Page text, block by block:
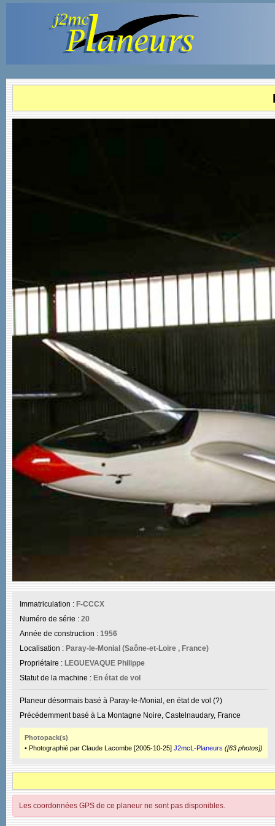
Immatriculation : F-CCCX
Numéro de série : 20
Année de construction : 1956
Localisation : Paray-le-Monial (Saône-et-Loire , France)
Propriétaire : LEGUEVAQUE Philippe
Statut de la machine : En état de vol
Planeur désormais basé à Paray-le-Monial, en état de vol (?)
Précédemment basé à La Montagne Noire, Castelnaudary, France
Photopack(s)
• Photographié par Claude Lacombe [2005-10-25] J2mcL-Planeurs ([63 photos])
Les coordonnées GPS de ce planeur ne sont pas disponibles.